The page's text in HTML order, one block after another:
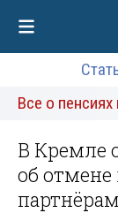
Все о пенсиях
В Кремле
об